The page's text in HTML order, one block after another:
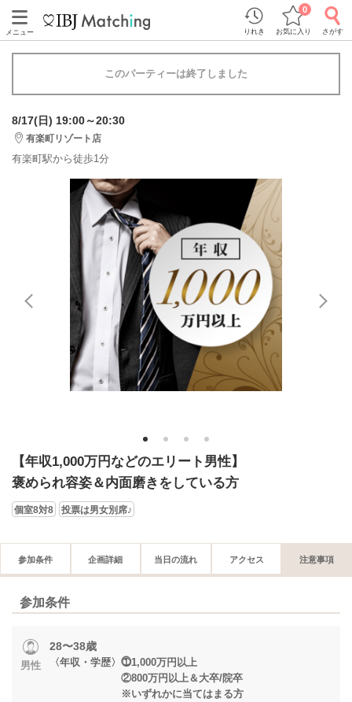
メニュー りれき お気に入り
0
さがす
このパーティーは終了しました
8/17(日) 19:00～20:30
有楽町リゾート店
有楽町駅から徒歩1分
1 2 3 4
【年収1,000万円などのエリート男性】
褒められ容姿＆内面磨きをしている方
個室8対8 投票は男女別席♪
参加条件 企画詳細 当日の流れ アクセス 注意事項
参加条件
男性
28〜38歳
〈年収・学歴〉⓵1,000万円以上
②800万円以上＆大卒/院卒
※いずれかに当てはまる方